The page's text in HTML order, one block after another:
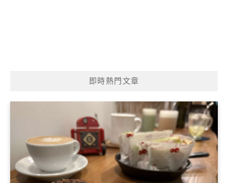
即時熱門文章